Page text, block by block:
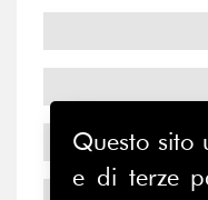
Questo sito
e di terze